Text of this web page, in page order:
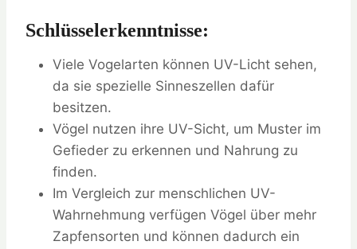
Schlüsselerkenntnisse:
Viele Vogelarten können UV-Licht sehen,
da sie spezielle Sinneszellen dafür
besitzen.
Vögel nutzen ihre UV-Sicht, um Muster im
Gefieder zu erkennen und Nahrung zu
finden.
Im Vergleich zur menschlichen UV-
Wahrnehmung verfügen Vögel über mehr
Zapfensorten und können dadurch ein